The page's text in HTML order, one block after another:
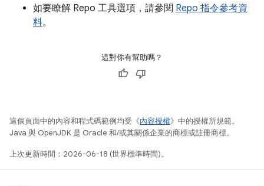
如要瞭解 Repo 工具選項，請參閱 Repo 指令參考資
料。
這對你有幫助嗎？
這個頁面中的內容和程式碼範例均受《內容授權》中的授權所規範。
Java 與 OpenJDK 是 Oracle 和/或其關係企業的商標或註冊商標。
上次更新時間：2026-06-18 (世界標準時間)。